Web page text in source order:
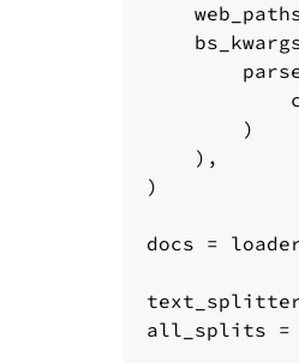
        )
    ),
)
docs =
text_splitter
all_splits =